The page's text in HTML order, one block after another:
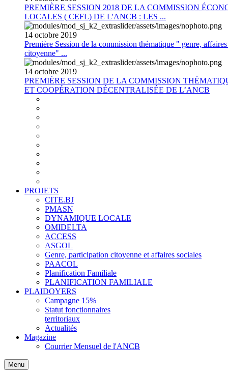
PREMIÈRE SESSION 2018 DE LA COMMISSION
LOCALES ( CEFL) DE L'ANCB : LES ...
14 octobre 2019
Première Session de la commission thématique " genre,
citoyenne" ...
14 octobre 2019
PREMIÈRE SESSION DE LA COMMISSION
ET COOPÉRATION DÉCENTRALISÉE DE L’ANCB
PROJETS
CITE.BJ
PMASN
DYNAMIQUE LOCALE
OMIDELTA
ACCESS
ASGOL
Genre, participation citoyenne et affaires sociales
PAACOL
Planification Familiale
PLANIFICATION FAMILIALE
PLAIDOYERS
Campagne 15%
Statut fonctionnaires
territoriaux
Actualités
Magazine
Courrier Mensuel de l'ANCB
Menu